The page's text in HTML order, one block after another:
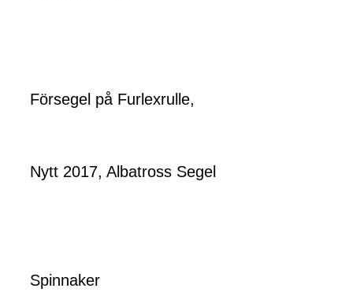
Försegel på Furlexrulle,
Nytt 2017, Albatross Segel
Spinnaker